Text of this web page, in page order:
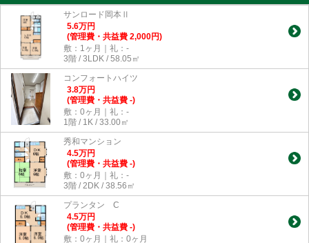
サンロード岡本Ⅱ
5.6万円
(管理費・共益費 2,000円)
敷：1ヶ月｜礼：-
3階 / 3LDK / 58.05㎡
コンフォートハイツ
3.8万円
(管理費・共益費 -)
敷：0ヶ月｜礼：-
1階 / 1K / 33.00㎡
秀和マンション
4.5万円
(管理費・共益費 -)
敷：0ヶ月｜礼：-
3階 / 2DK / 38.56㎡
プランタン C
4.5万円
(管理費・共益費 -)
敷：0ヶ月｜礼：0ヶ月